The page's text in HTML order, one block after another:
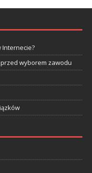
Internecie?
przed wyborem zawodu